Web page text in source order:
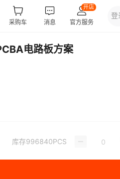
电路板方案
库存996840PCS